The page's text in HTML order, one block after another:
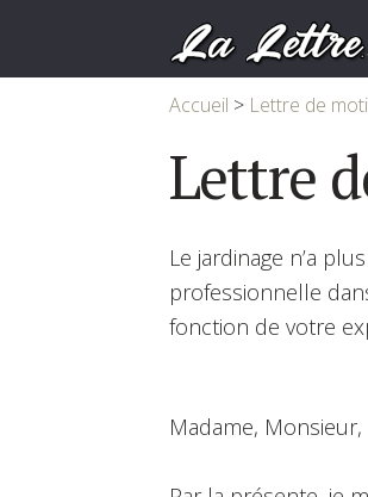
Accueil > Lettre de
Lettre
Le jardinage n’a
professionnelle
fonction de votre
Madame, Monsieur,